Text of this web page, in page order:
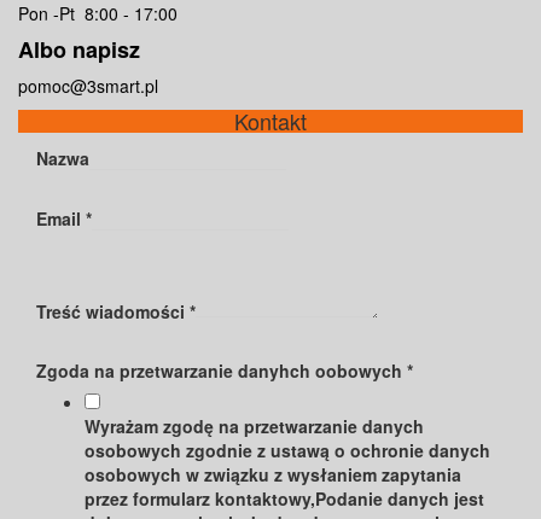
Pon -Pt 8:00 - 17:00
Albo napisz
pomoc@3smart.pl
Kontakt
Nazwa
Email *
Treść wiadomości *
Zgoda na przetwarzanie danyhch oobowych *
Wyrażam zgodę na przetwarzanie danych
osobowych zgodnie z ustawą o ochronie danych
osobowych w związku z wysłaniem zapytania
przez formularz kontaktowy,Podanie danych jest